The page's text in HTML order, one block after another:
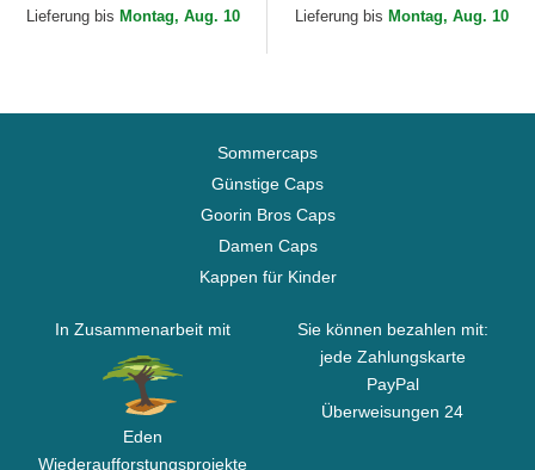
Bulls F1 Team Formula 1 von
Lieferung bis Montag, Aug. 10
von New Era
Lieferung bis Montag, Aug. 10
Sommercaps
Günstige Caps
Goorin Bros Caps
Damen Caps
Kappen für Kinder
In Zusammenarbeit mit
Eden
Wiederaufforstungsprojekte
Sie können bezahlen mit:
jede Zahlungskarte
PayPal
Überweisungen 24